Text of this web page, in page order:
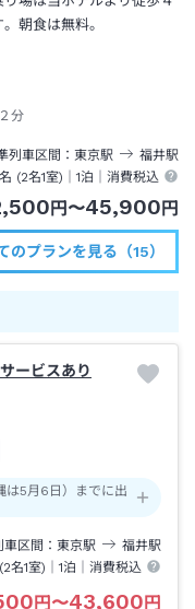
朝食は無料。
分
列車区間 東京駅 福井駅
(2名1室)｜1泊 ｜消費税込
円 〜45,900 円
のプランを見る（15）
ービスあり
5月6日）までに出
車区間 東京駅 福井駅
2名1室)｜1泊 ｜消費税込
円 〜43,600 円